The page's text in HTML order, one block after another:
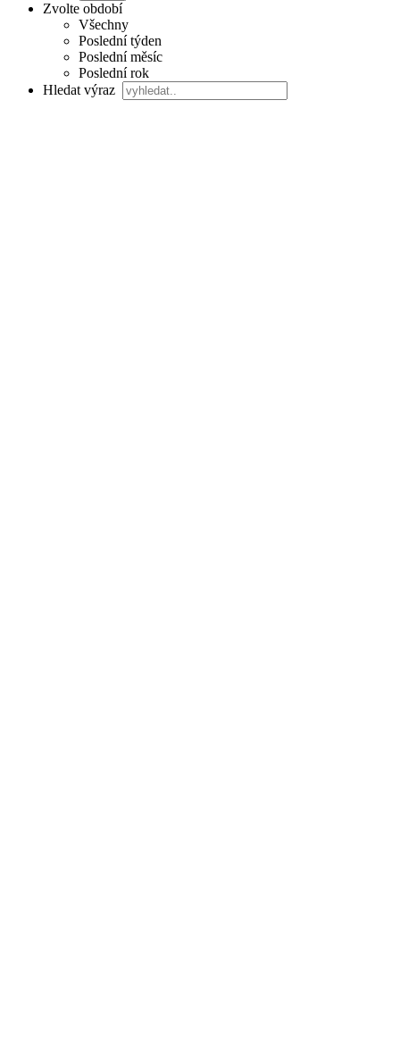
Zvolte období
Všechny
Poslední týden
Poslední měsíc
Poslední rok
Hledat výraz